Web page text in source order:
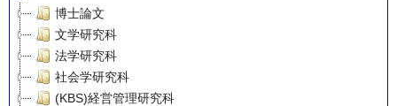
博士論文
文学研究科
法学研究科
社会学研究科
(KBS)経営管理研究科